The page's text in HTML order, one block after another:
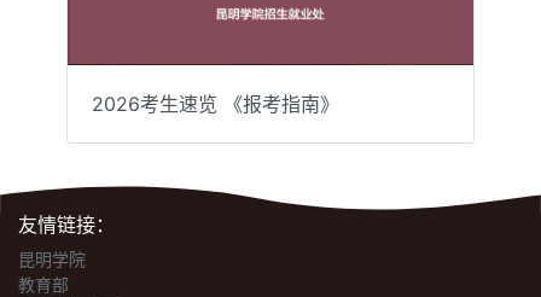
2026考生速览 《报考指南》
友情链接：
昆明学院
教育部